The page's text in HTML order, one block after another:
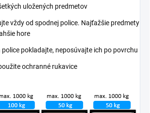
uložených predmetov
vždy od spodnej police. Najťažšie predmety
hore
police pokladajte, neposúvajte ich po povrchu
ochranné rukavice